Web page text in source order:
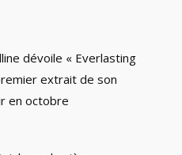
dévoile « Everlasting
extrait de son
en octobre